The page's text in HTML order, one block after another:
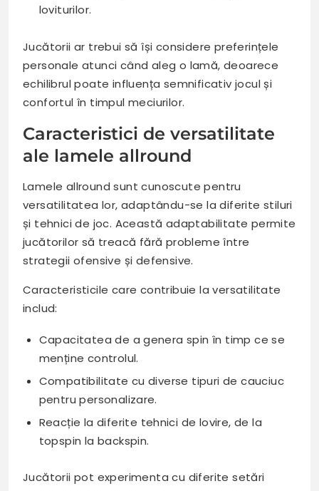
loviturilor.
Jucătorii ar trebui să își considere preferințele
personale atunci când aleg o lamă, deoarece
echilibrul poate influența semnificativ jocul și
confortul în timpul meciurilor.
Caracteristici de versatilitate
ale lamele allround
Lamele allround sunt cunoscute pentru
versatilitatea lor, adaptându-se la diferite stiluri
și tehnici de joc. Această adaptabilitate permite
jucătorilor să treacă fără probleme între
strategii ofensive și defensive.
Caracteristicile care contribuie la versatilitate
includ:
Capacitatea de a genera spin în timp ce se
menține controlul.
Compatibilitate cu diverse tipuri de cauciuc
pentru personalizare.
Reacție la diferite tehnici de lovire, de la
topspin la backspin.
Jucătorii pot experimenta cu diferite setări